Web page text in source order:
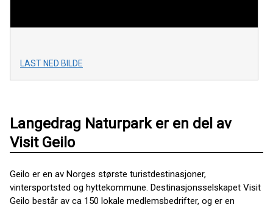
LAST NED BILDE
Langedrag Naturpark er en del av
Visit Geilo
Geilo er en av Norges største turistdestinasjoner,
vintersportsted og hyttekommune. Destinasjonsselskapet Visit
Geilo består av ca 150 lokale medlemsbedrifter, og er en